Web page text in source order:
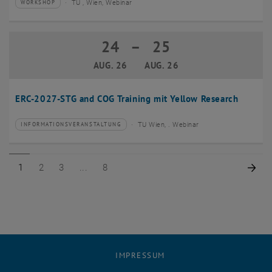
Veranstaltungstyp:
WORKSHOP
Veranstaltungsort:TU , Wien, Webinar
ERC-2027-STG and COG Training mit Yellow Research
24
AUG. 26
24 August 2026 bis 25 August 2026
– 25
AUG. 26
Veranstaltungstyp:
INFORMATIONSVERANSTALTUNG
Veranstaltungsort: TU Wien, . Webinar
Seite 1 von 8
1 Seite 2 von 8
2 Seite 3 von 8
3 Seite 8 von 8
8
IMPRESSUM